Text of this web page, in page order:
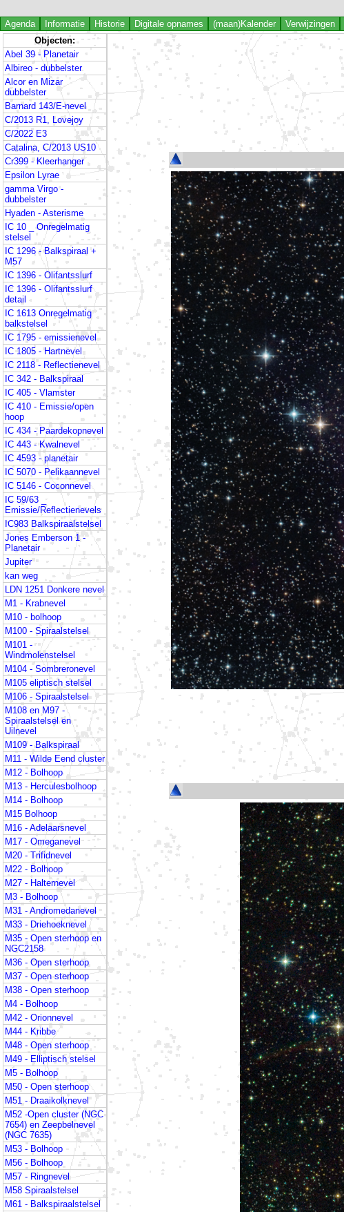
Agenda Informatie Historie Digitale opnames (maan)Kalender Verwijzingen
Objecten:
Abel 39 - Planetair
Albireo - dubbelster
Alcor en Mizar
dubbelster
Barnard 143/E-nevel
C/2013 R1, Lovejoy
C/2022 E3
Catalina, C/2013 US10
Cr399 - Kleerhanger
Epsilon Lyrae
gamma Virgo -
dubbelster
Hyaden - Asterisme
IC 10 _ Onregelmatig
stelsel
IC 1296 - Balkspiraal +
M57
IC 1396 - Olifantsslurf
IC 1396 - Olifantsslurf
detail
IC 1613 Onregelmatig
balkstelsel
IC 1795 - emissienevel
IC 1805 - Hartnevel
IC 2118 - Reflectienevel
IC 342 - Balkspiraal
IC 405 - Vlamster
IC 410 - Emissie/open
hoop
IC 434 - Paardekopnevel
IC 443 - Kwalnevel
IC 4593 - planetair
IC 5070 - Pelikaannevel
IC 5146 - Coconnevel
IC 59/63 _
Emissie/Reflectienevels
IC983 Balkspiraalstelsel
Jones Emberson 1 -
Planetair
Jupiter
kan weg
LDN 1251 Donkere nevel
M1 - Krabnevel
M10 - bolhoop
M100 - Spiraalstelsel
M101 -
Windmolenstelsel
M104 - Sombreronevel
M105 eliptisch stelsel
M106 - Spiraalstelsel
M108 en M97 -
Spiraalstelsel en
Uilnevel
M109 - Balkspiraal
M11 - Wilde Eend cluster
M12 - Bolhoop
M13 - Herculesbolhoop
M14 - Bolhoop
M15 Bolhoop
M16 - Adelaarsnevel
M17 - Omeganevel
M20 - Trifidnevel
M22 - Bolhoop
M27 - Halternevel
M3 - Bolhoop
M31 - Andromedanevel
M33 - Driehoeknevel
M35 - Open sterhoop en
NGC2158
M36 - Open sterhoop
M37 - Open sterhoop
M38 - Open sterhoop
M4 - Bolhoop
M42 - Orionnevel
M44 - Kribbe
M48 - Open sterhoop
M49 - Elliptisch stelsel
M5 - Bolhoop
M50 - Open sterhoop
M51 - Draaikolknevel
M52 -Open cluster (NGC
7654) en Zeepbelnevel
(NGC 7635)
M53 - Bolhoop
M56 - Bolhoop
M57 - Ringnevel
M58 Spiraalstelsel
M61 - Balkspiraalstelsel